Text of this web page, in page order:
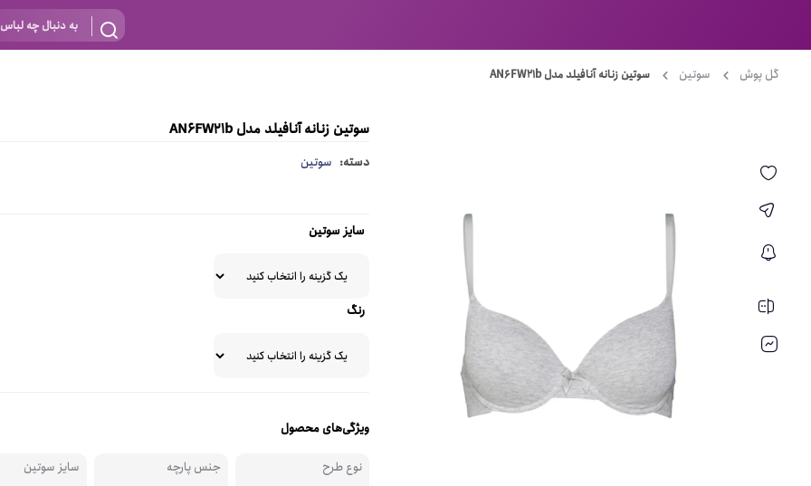
گل پوش سوتین سوتین زنانه آنافیلد مدل AN6FW21b
سوتین زنانه آنافیلد مدل AN6FW21b
دسته: سوتین
سایز سوتین
رنگ
ویژگی‌های محصول
نوع طرح
جنس پارچه
سایز سوتین